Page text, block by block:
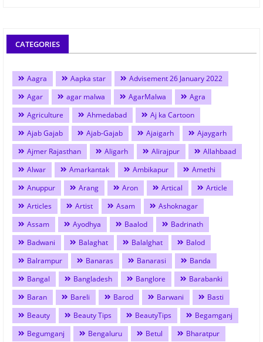
CATEGORIES
Aagra Aapka star
Advisement 26 January 2022
Agar
agar malwa AgarMalwa
Agra
Agriculture
Ahmedabad
Aj ka Cartoon
Ajab Gajab
Ajab-Gajab Ajaigarh
Ajaygarh
Ajmer Rajasthan
Aligarh Alirajpur
Allahbaad
Alwar
Amarkantak Ambikapur
Amethi
Anuppur
Arang Aron Artical
Article
Articles
Artist Asam
Ashoknagar
Assam
Ayodhya Baalod
Badrinath
Badwani
Balaghat Balalghat
Balod
Balrampur
Banaras Banarasi
Banda
Bangal
Bangladesh Banglore
Barabanki
Baran
Bareli Barod Barwani
Basti
Beauty
Beauty Tips BeautyTips
Begamganj
Begumganj
Bengaluru Betul
Bharatpur